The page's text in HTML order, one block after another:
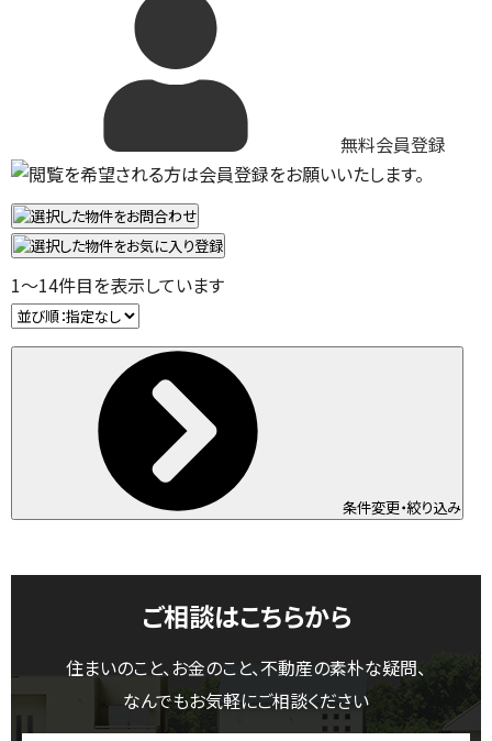
無料会員登録
1～14件目を表示しています
条件変更・絞り込み
ご相談はこちらから
住まいのこと、お金のこと、不動産の素朴な疑問、
なんでもお気軽にご相談ください